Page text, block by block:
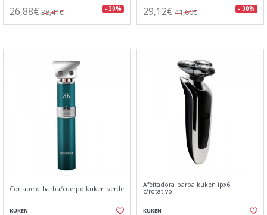
26,88€ 38,41€ - 30% 29,12€ 41,60€ - 30%
Cortapelo barba/cuerpo kuken verde
KUKEN
Afeitadora barba kuken ipx6
c/rotativo
KUKEN